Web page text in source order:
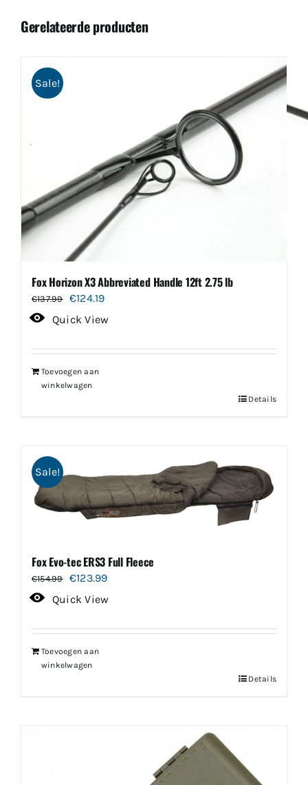
Gerelateerde producten
Sale!
Fox Horizon X3 Abbreviated Handle 12ft 2.75 lb
€137.99
Oorspronkelijke
prijs
€137.99.
€124.19Huidige
prijs
€124.19.
Quick View
Toevoegen aan
winkelwagen
Details
Sale!
Fox Evo-tec ERS3 Full Fleece
€154.99
Oorspronkelijke
prijs
€154.99.
€123.99Huidige
prijs
€123.99.
Quick View
Toevoegen aan
winkelwagen
Details